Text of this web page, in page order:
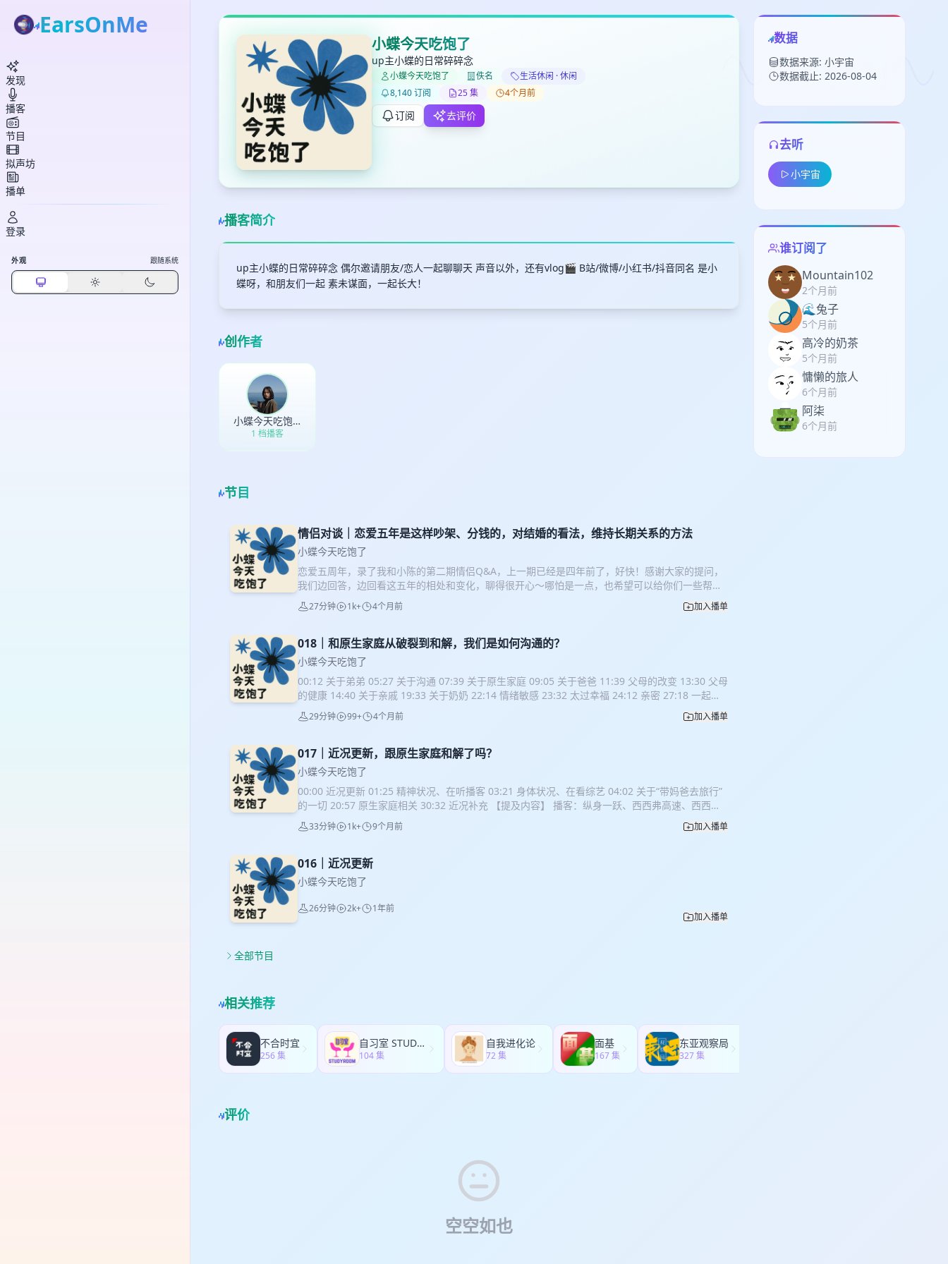
小蝶今天吃饱了
up主小蝶的日常碎碎念
小蝶今天吃饱了 佚名
生活休闲 · 休闲
8,140 订阅
25 集 4个月前
订阅 去评价
播客简介
up主小蝶的日常碎碎念 偶尔邀请朋友/恋人一起聊聊天 声音以外，还有vlog🎬 B站/微博/小红书/抖音同名 是小
蝶呀，和朋友们一起 素未谋面，一起长大！
创作者
小蝶今天吃饱了
1 档播客
节目
情侣对谈｜恋爱五年是这样吵架、分钱的，对结婚的看法，维持长期关系的方法
小蝶今天吃饱了
恋爱五周年，录了我和小陈的第二期情侣Q&A，上一期已经是四年前了，好快！感谢大家的提问，
我们边回答，边回看这五年的相处和变化，聊得很开心～哪怕是一点，也希望可以给你们一些帮
助。 【时间线】 一、怎么认识/确认关系的 00:42 怎么认识 01:35 初印象 03:03 怎么告白的 二、
怎么吵架/磨合/化解分歧 04:03 有矛盾吗 04:42 怎么处理 05:18 怎么沟通 06:48 怎么磨合 07:16 最
间长了还会心动吗 13:05 如何保持新鲜感 13:33 关系中的个体性 四、金钱与生活分工 14:04 消费
分配 15:19 消费观 15:45 家务分配 五、未来规划 16:11 如何看待结婚 17:48 什么程度会结婚
18:25 如何看待生育 18:41 如何确定一直走下去 20:00 如何融入对方家庭 21:06 父母催婚怎么办
六、其他 21:54 五年里彼此最大的变化 23:10 难忘的瞬间 23:46 双方相似还是互补 25:59 小陈眼中
的小蝶 【主播介绍】 哈喽大家，这里是小蝶。本科北大中文，硕士上交新闻，大厂工作一年后裸
辞。内容创作者（视频、文章、播客等），全网都叫“小蝶今天吃饱了”。 bilibili：小蝶今天吃饱了
小红书：小蝶今天吃饱了 微信公众号：小蝶今天吃饱了 【联系我们】
27分钟 1k+ 4个月前 加入播单
018｜和原生家庭从破裂到和解，我们是如何沟通的？
小蝶今天吃饱了
00:12 关于弟弟 05:27 关于沟通 07:39 关于原生家庭 09:05 关于爸爸 11:39 父母的改变 13:30 父母
的健康 14:40 关于亲戚 19:33 关于奶奶 22:14 情绪敏感 23:32 太过幸福 24:12 亲密 27:18 一起成
长 【主播介绍】 哈喽大家，这里是小蝶。本科北大中文，硕士上交新闻，大厂工作一年后裸辞。内
容创作者（视频、文章、播客等），全网都叫“小蝶今天吃饱了”。 bilibili：小蝶今天吃饱了 小红
29分钟 99+ 4个月前 加入播单
017｜近况更新，跟原生家庭和解了吗？
小蝶今天吃饱了
00:00 近况更新 01:25 精神状况、在听播客 03:21 身体状况、在看综艺 04:02 关于“带妈爸去旅行”
的一切 20:57 原生家庭相关 30:32 近况补充 【提及内容】 播客：纵身一跃、西西弗高速、西西弗
高速深度版、自由谈、燕外之意、快乐亚军 综艺：体能之巅（一、二季、第三季待播） 其他：
Vlog带爸妈去旅行 【主播介绍】 哈喽大家，这里是小蝶。本科北大中文，硕士上交新闻，大厂工
今天吃饱了 小红书：小蝶今天吃饱了 微信公众号：小蝶今天吃饱了 【联系我们】
diannddd97@qq.com
33分钟 1k+ 9个月前 加入播单
016｜近况更新
小蝶今天吃饱了
26分钟 2k+ 1年前
加入播单
全部节目
相关推荐
不合时宜
256 集
自习室 STUDY ROOM
104 集
自我进化论
72 集
面基
167 集
东亚观察局
327 集
评价
空空如也
数据
数据来源: 小宇宙
数据截止: 2026-08-04
去听
小宇宙
谁订阅了
Mountain102
2个月前
🌊兔子
5个月前
高冷的奶茶
5个月前
慵懒的旅人
6个月前
阿柒
6个月前
打分
键盘下留人
高
删除确认
EarsOnMe
发现
播客
节目
拟声坊
播单
登录
外观 跟随系统
加入播单